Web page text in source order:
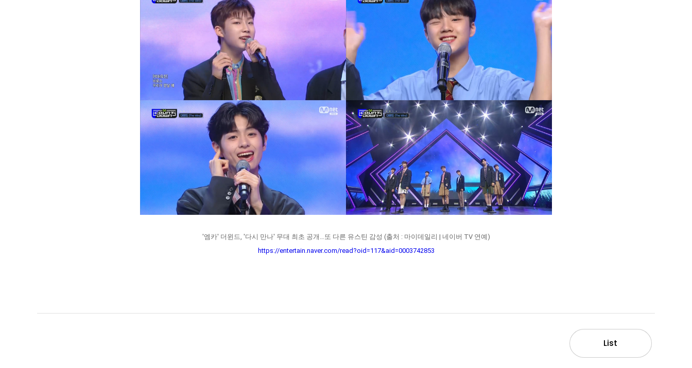
'엠카' 더윈드, '다시 만나' 무대 최초 공개…또 다른 유스틴 감성 (출처 : 마이데일리 | 네이버 TV 연예)
https://entertain.naver.com/read?oid=117&aid=0003742853
List